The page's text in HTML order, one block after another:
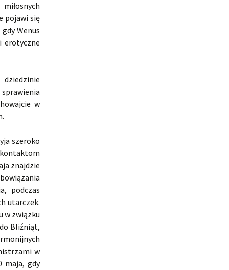
pojawi się
Wenus
erotyczne
w
szeroko
znajdzie
podczas
utarczek.
w związku
Bliźniąt,
w
maja, gdy